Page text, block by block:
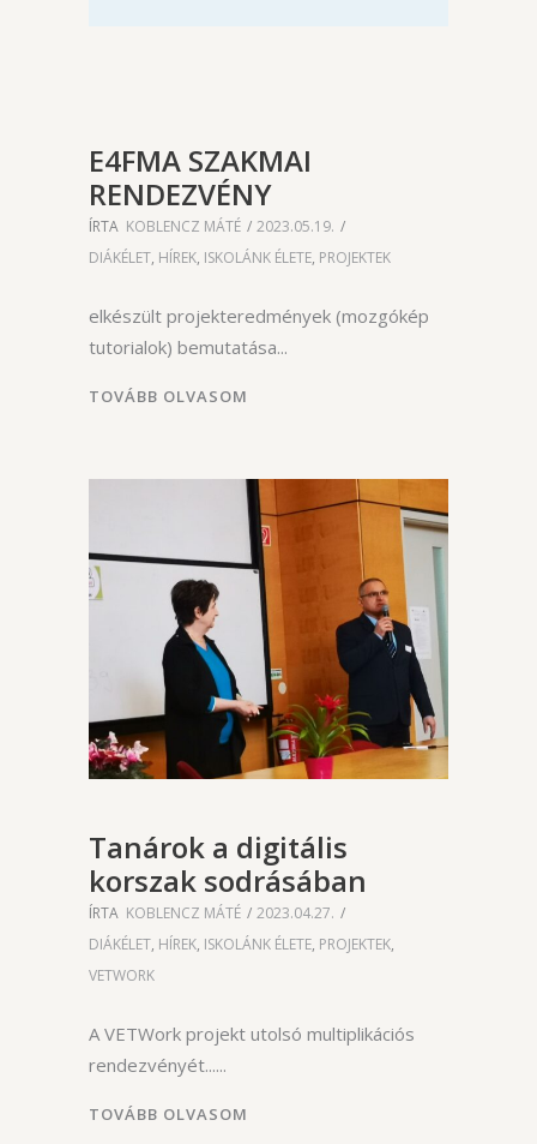
E4FMA SZAKMAI
RENDEZVÉNY
ÍRTA KOBLENCZ MÁTÉ
2023.05.19.
DIÁKÉLET, HÍREK, ISKOLÁNK ÉLETE, PROJEKTEK
elkészült projekteredmények (mozgókép
tutorialok) bemutatása
TOVÁBB OLVASOM
Tanárok a digitális
korszak sodrásában
ÍRTA KOBLENCZ MÁTÉ
2023.04.27.
DIÁKÉLET, HÍREK, ISKOLÁNK ÉLETE, PROJEKTEK,
VETWORK
A VETWork projekt utolsó multiplikációs
rendezvényét...
TOVÁBB OLVASOM